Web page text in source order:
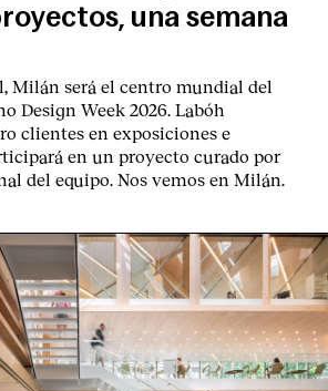
una semana
Milán será el centro mundial del
Design Week 2026. Labóh
clientes en exposiciones e
en un proyecto curado por
del equipo. Nos vemos en Milán.